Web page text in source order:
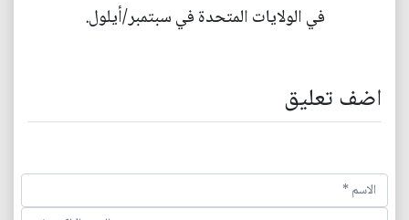
في الولايات المتحدة في سبتمبر/أيلول.
اضف تعليق